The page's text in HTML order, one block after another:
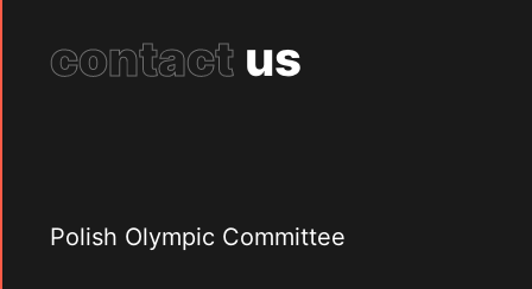
contact us
Polish Olympic Committee